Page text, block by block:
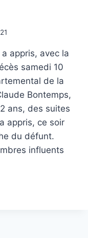
appris, avec la
samedi 10
de la
Bontemps,
ans, des suites
appris, ce soir
du défunt.
influents